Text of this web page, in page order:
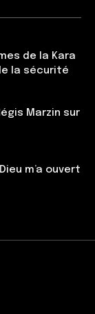
de la Kara
la sécurité
Marzin sur
m’a ouvert